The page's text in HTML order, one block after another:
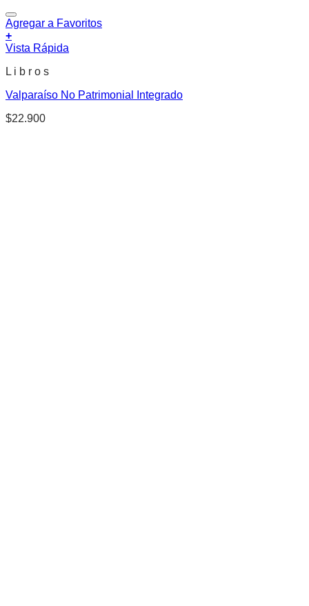
Agregar a Favoritos
+
Vista Rápida
L i b r o s
Valparaíso No Patrimonial Integrado
$22.900